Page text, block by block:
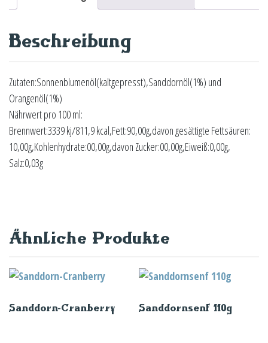
Beschreibung
Zutaten:Sonnenblumenöl(kaltgepresst),Sanddornöl(1%) und
Orangenöl(1%)
Nährwert pro 100 ml:
Brennwert:3339 kj/811,9 kcal,Fett:90,00g,davon gesättigte Fettsäuren:
10,00g,Kohlenhydrate:00,00g,davon Zucker:00,00g,Eiweiß:0,00g,
Salz:0,03g
Ähnliche Produkte
Sanddorn-Cranberry Sanddornsenf 110g